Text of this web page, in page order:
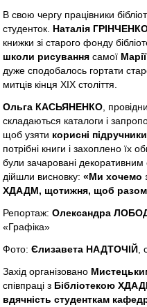
В свою чергу працівники
студенток. Наталія
книжки зі старого фонду
школи рисування самої
дуже сподобалось гортати
митців кінця ХІХ століття.
Ольга КАСЬЯНЕНКО,
складаються каталоги і
щоб узяти корисні
потрібні книги і захоплено їх
були зачаровані
дійшли висновку:«Ми хочемо
ХДАДМ, щотижня, щоб разом
Репортаж:Олександра
«Графіка»
Фото:Єлизавета НАДТОЧІЙ,
Захід організовано
співпраці з Бібліотекою
вдячність студенткам